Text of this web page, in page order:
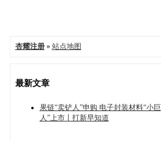
杏耀注册» 站点地图
最新文章
果链“卖铲人”申购 电子封装材料“小巨
人”上市丨打新早知道